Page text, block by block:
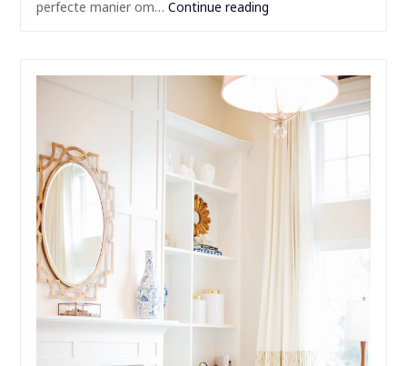
perfecte manier om… Continue reading